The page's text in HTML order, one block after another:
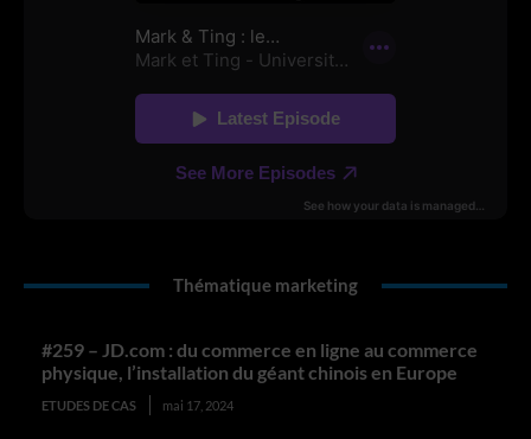
Thématique marketing
#259 – JD.com : du commerce en ligne au commerce
physique, l’installation du géant chinois en Europe
ETUDES DE CAS mai 17, 2024